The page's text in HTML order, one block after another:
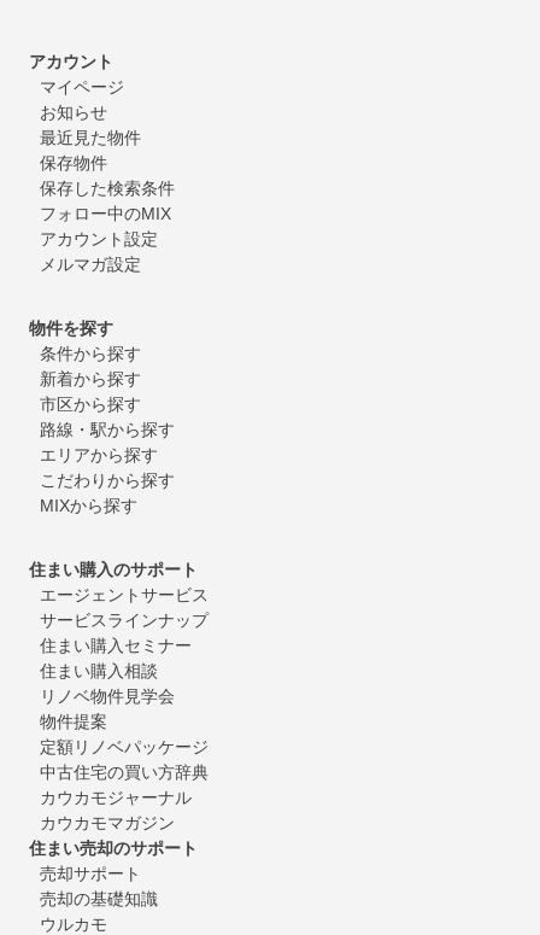
アカウント
マイページ
お知らせ
最近見た物件
保存物件
保存した検索条件
フォロー中のMIX
アカウント設定
メルマガ設定
物件を探す
条件から探す
新着から探す
市区から探す
路線・駅から探す
エリアから探す
こだわりから探す
MIXから探す
住まい購入のサポート
エージェントサービス
サービスラインナップ
住まい購入セミナー
住まい購入相談
リノベ物件見学会
物件提案
定額リノベパッケージ
中古住宅の買い方辞典
カウカモジャーナル
カウカモマガジン
住まい売却のサポート
売却サポート
売却の基礎知識
ウルカモ